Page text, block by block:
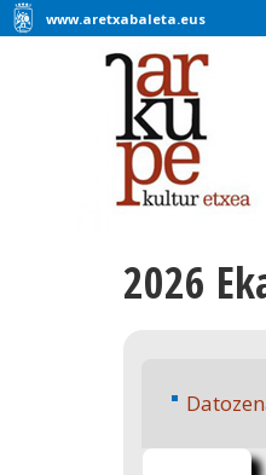
www.aretxabaleta.eus
2026